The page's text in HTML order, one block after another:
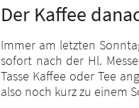
Der Kaffee
Immer am letzten
sofort nach der Hl.
Tasse Kaffee oder Tee
also noch kurz zu einem